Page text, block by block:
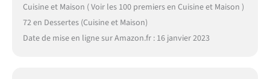
Cuisine et Maison ( Voir les 100 premiers en Cuisine et Maison )
72 en Dessertes (Cuisine et Maison)
Date de mise en ligne sur Amazon.fr : 16 janvier 2023